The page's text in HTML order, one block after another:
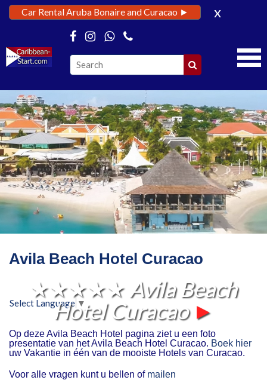
Car Rental Aruba Bonaire and Curacao ► x
★★★★★Avila Beach
Hotel Curacao►
★★★★★ Avila Beach
Hotel Curacao ►
Avila Beach Hotel Curacao
Select Language ▼
Op deze Avila Beach Hotel pagina ziet u een foto
presentatie van het Avila Beach Hotel Curacao. Boek hier
uw Vakantie in één van de mooiste Hotels van Curacao.
Voor alle vragen kunt u bellen of mailen